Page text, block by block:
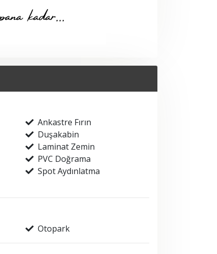
Ankastre Fırın
Duşakabin
Laminat Zemin
PVC Doğrama
Spot Aydınlatma
Otopark